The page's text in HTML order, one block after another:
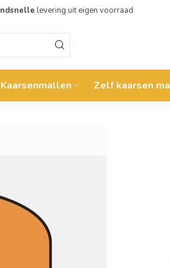
levering uit eigen voorraad
Kaarsenmallen Zelf kaarsen